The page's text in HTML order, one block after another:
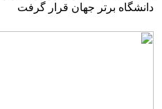
دانشگاه برتر جهان قرار گرفت